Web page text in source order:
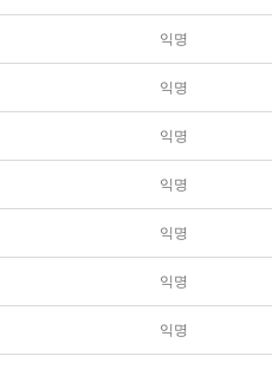
익명
익명
익명
익명
익명
익명
익명